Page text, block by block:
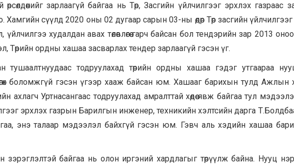
зарлаагүй байгаа нь Төр, Засгийн үйлчилгээг эрхлэх газраас
Хамгийн сүүлд 2020 оны 02 дугаар сарын 03-ны өдөр Төр засгийн
худалдан авах төлөвлөгөө гарч байсан бол тендэрийн зар 2013
Төрийн ордны хашаа засварлах тендер зарлаагүй гэсэн үг.
тушаалтнуудаас тодруулахад төрийн ордны хашаа гэдэг утгаараа
боломжгүй гэсэн үгээр хааж байсан юм. Хашааг барихын тулд Ажлын
ахлагч Уртнасангаас тодруулахад амралттай хөдөө явж байгаа тул мэдээлэл
эрхлэх газрын Барилгын инженер, техникийн хэлтсийн дарга
энэ талаар мэдээлэл байхгүй гэсэн юм. Гэвч аль хэдийн хашаа
байгаа нь олон иргэний хардлагыг төрүүлж байна. Нууц